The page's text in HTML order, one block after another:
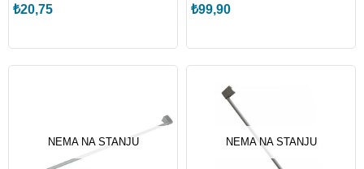
₺20,75 ₺99,90
NEMA NA STANJU NEMA NA STANJU